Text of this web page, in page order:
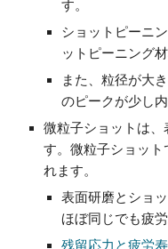
す。
ショットピーニ
ットピーニング
また、粒径が大
のピークが少し
微粒子ショットは、
す。微粒子ショット
れます。
表面研磨とショ
ほぼ同じでも疲
残留応力と疲労